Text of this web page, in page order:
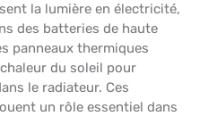
la lumière en électricité,
des batteries de haute
panneaux thermiques
du soleil pour
le radiateur. Ces
un rôle essentiel dans